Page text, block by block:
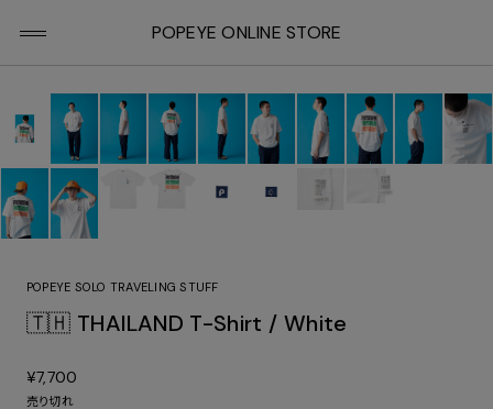
POPEYE ONLINE STORE
POPEYE SOLO TRAVELING STUFF
🇹🇭 THAILAND T-Shirt / White
¥7,700
売り切れ